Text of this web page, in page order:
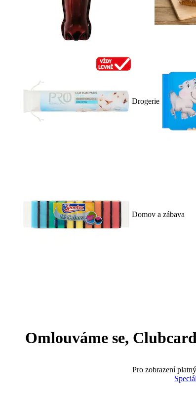
Drogerie
Domov a zábava
Omlouváme se,
Pro zobrazení